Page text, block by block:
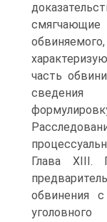
смягчающие
часть
сведения
Глава XIII.
обвинения